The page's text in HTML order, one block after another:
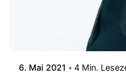
6. Mai 2021 4 Min.